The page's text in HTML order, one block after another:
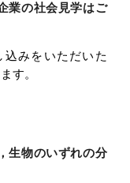
業の社会見学はご
込みをいただいた
す。
生物のいずれの分